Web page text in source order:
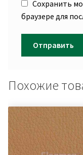
Сохранить
браузере для
Похожие